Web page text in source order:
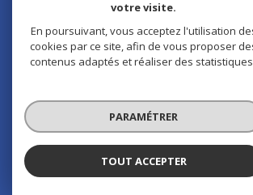
NOUS
adhérons
© 2026 | Tous droits réservés | Traduction
Nos honoraires
Plan du site Mentions
votre visite.
En poursuivant, vous acceptez l'utilisation
cookies par ce site, afin de vous proposer
contenus adaptés et réaliser des
PARAMÉTRER
TOUT ACCEPTER